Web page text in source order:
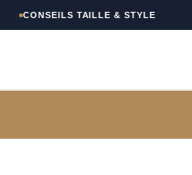
CONSEILS TAILLE & STYLE